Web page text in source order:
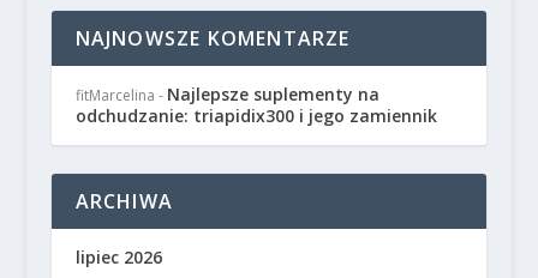
NAJNOWSZE KOMENTARZE
fitMarcelina - Najlepsze suplementy na
odchudzanie: triapidix300 i jego zamiennik
ARCHIWA
lipiec 2026